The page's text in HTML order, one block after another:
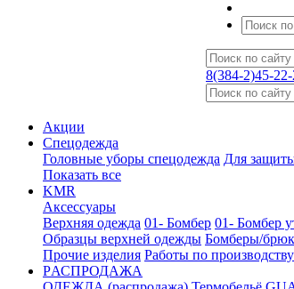
8(384-2)45-
Акции
Спецодежда
Головные уборы спецодежда Для защиты
Показать все
KMR
Аксессуары
Верхняя одежда 01- Бомбер 01- Бомбер
Образцы верхней одежды Бомберы/
Прочие изделия Работы по
PАСПРОДАЖА